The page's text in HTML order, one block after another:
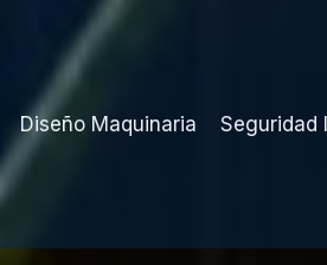
Diseño Maquinaria Seguridad